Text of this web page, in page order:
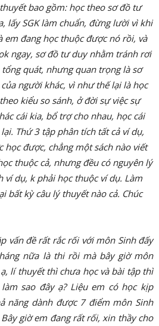
bao gồm: học theo sơ đồ tư
lấy SGK làm chuẩn, đừng lười vì khi
em đang học thuộc được nó rồi, và
ngay, sơ đồ tư duy nhằm tránh rơi
quát, nhưng quan trọng là sơ
người khác, vì như thế lại là học
kiểu so sánh, ở đời sự việc sự
cái kia, bổ trợ cho nhau, học cái
Thứ 3 tập phân tích tất cả ví dụ,
học được, chẳng một sách nào viết
thuộc cả, nhưng đều có nguyên lý
ví dụ, k phải học thuộc ví dụ. Làm
bất kỳ câu lý thuyết nào cả. Chúc
vấn đề rất rắc rối với môn Sinh đấy
nữa là thi rồi mà bây giờ môn
lí thuyết thì chưa học và bài tập thì
sao đây ạ? Liệu em có học kịp
năng dành được 7 điểm môn Sinh
giờ em đang rất rối, xin thầy cho